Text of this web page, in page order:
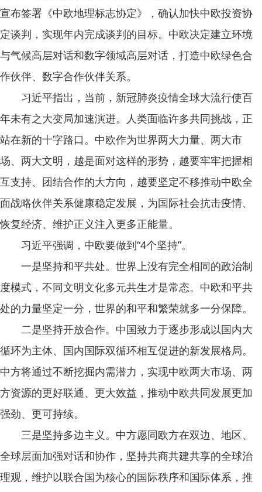
宣布签署《中欧地理标志协定》，确认加快中欧投资协
定谈判，实现年内完成谈判的目标。中欧决定建立环境
与气候高层对话和数字领域高层对话，打造中欧绿色合
作伙伴、数字合作伙伴关系。
习近平指出，当前，新冠肺炎疫情全球大流行使百
年未有之大变局加速演进。人类面临许多共同挑战，正
站在新的十字路口。中欧作为世界两大力量、两大市
场、两大文明，越是面对这样的形势，越要牢牢把握相
互支持、团结合作的大方向，越要坚定不移推动中欧全
面战略伙伴关系健康稳定发展，为国际社会抗击疫情、
恢复经济、维护正义注入更多正能量。
习近平强调，中欧要做到“4个坚持”。
一是坚持和平共处。世界上没有完全相同的政治制
度模式，不同文明文化多元共生才是常态。中欧和平共
处的力量坚定一分，世界的和平和繁荣就多一分保障。
二是坚持开放合作。中国致力于逐步形成以国内大
循环为主体、国内国际双循环相互促进的新发展格局。
中方将通过不断挖掘内需潜力，实现中欧两大市场、两
方资源的更好联通、更大效益，推动中欧共同发展更加
强劲、更可持续。
三是坚持多边主义。中方愿同欧方在双边、地区、
全球层面加强对话和协作，坚持共商共建共享的全球治
理观，维护以联合国为核心的国际秩序和国际体系，推